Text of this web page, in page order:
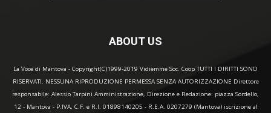
ABOUT US
La Voce di Mantova - Copyright(C)1999-2019 Vidiemme Soc. Coop TUTTI I DIRITTI SONO
RISERVATI. NESSUNA RIPRODUZIONE PERMESSA SENZA AUTORIZZAZIONE Direttore
responsabile: Alessio Tarpini Amministrazione, Direzione e Redazione: piazza Sordello,
12 - Mantova - P.IVA, C.F. e R.I. 01898140205 - R.E.A. 0207279 (Mantova) iscrizione al